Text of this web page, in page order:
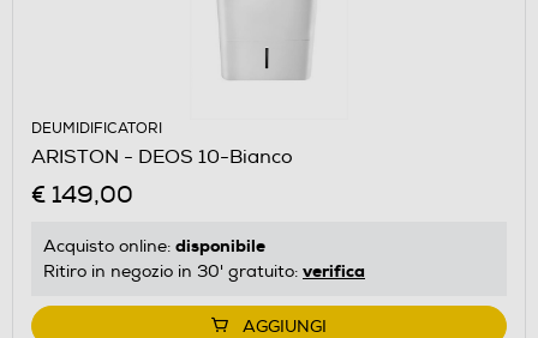
DEUMIDIFICATORI
ARISTON - DEOS 10-Bianco
€ 149,00
Acquisto online: disponibile
Ritiro in negozio in 30' gratuito: verifica
AGGIUNGI